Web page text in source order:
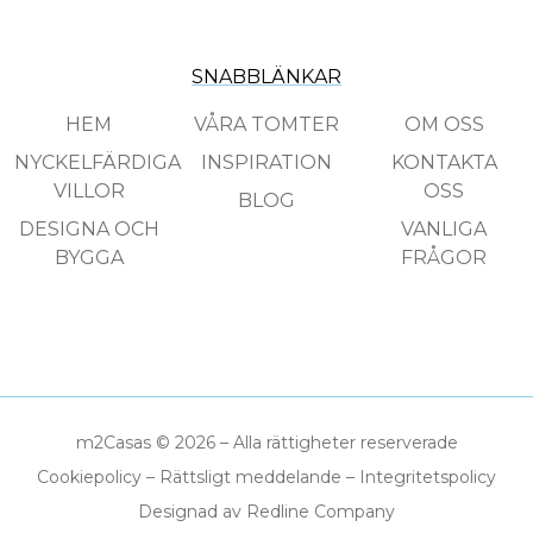
SNABBLÄNKAR
HEM
NYCKELFÄRDIGA
VILLOR
DESIGNA OCH
BYGGA
VÅRA TOMTER
INSPIRATION
BLOG
OM OSS
KONTAKTA
OSS
VANLIGA
FRÅGOR
m2Casas © 2026 – Alla rättigheter reserverade
Cookiepolicy – Rättsligt meddelande – Integritetspolicy
Designad av Redline Company